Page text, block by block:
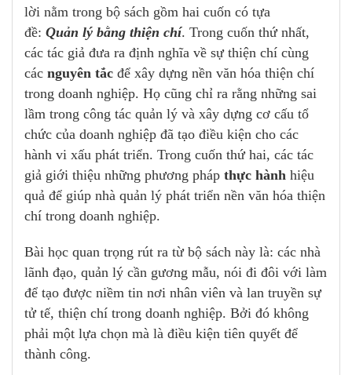
lời nằm trong bộ sách gồm hai cuốn có tựa
đề: Quản lý bằng thiện chí. Trong cuốn thứ nhất,
các tác giả đưa ra định nghĩa về sự thiện chí cùng
các nguyên tắc để xây dựng nền văn hóa thiện chí
trong doanh nghiệp. Họ cũng chỉ ra rằng những sai
lầm trong công tác quản lý và xây dựng cơ cấu tổ
chức của doanh nghiệp đã tạo điều kiện cho các
hành vi xấu phát triển. Trong cuốn thứ hai, các tác
giả giới thiệu những phương pháp thực hành hiệu
quả để giúp nhà quản lý phát triển nền văn hóa thiện
chí trong doanh nghiệp.
Bài học quan trọng rút ra từ bộ sách này là: các nhà
lãnh đạo, quản lý cần gương mẫu, nói đi đôi với làm
để tạo được niềm tin nơi nhân viên và lan truyền sự
tử tế, thiện chí trong doanh nghiệp. Bởi đó không
phải một lựa chọn mà là điều kiện tiên quyết để
thành công.